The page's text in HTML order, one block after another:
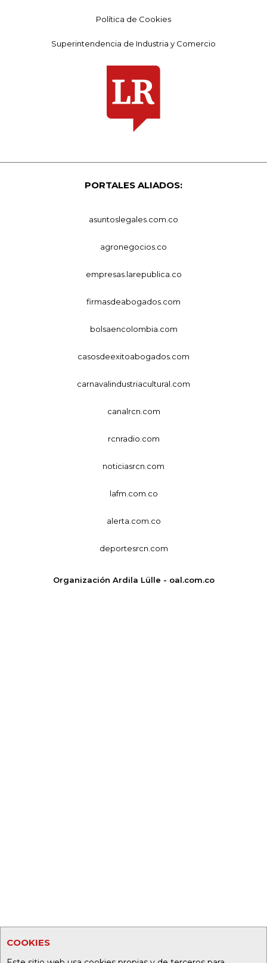
COOKIES
Política de Cookies
Superintendencia de Industria y Comercio
PORTALES ALIADOS:
asuntoslegales.com.co
agronegocios.co
empresas.larepublica.co
firmasdeabogados.com
bolsaencolombia.com
casosdeexitoabogados.com
carnavalindustriacultural.com
canalrcn.com
rcnradio.com
noticiasrcn.com
lafm.com.co
alerta.com.co
deportesrcn.com
Organización Ardila Lülle - oal.com.co